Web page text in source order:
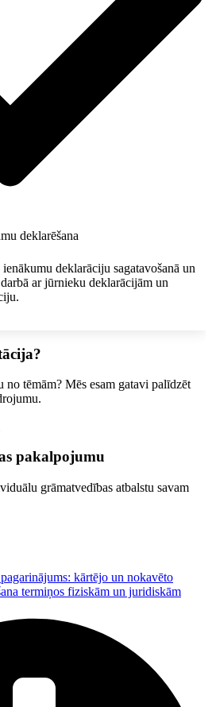
deklarēšana
deklarāciju sagatavošanā un
ar jūrnieku deklarācijām un
no tēmām? Mēs esam gatavi palīdzēt
pakalpojumu
grāmatvedības atbalstu savam
kārtējo un nokavēto
termiņos fiziskām un juridiskām